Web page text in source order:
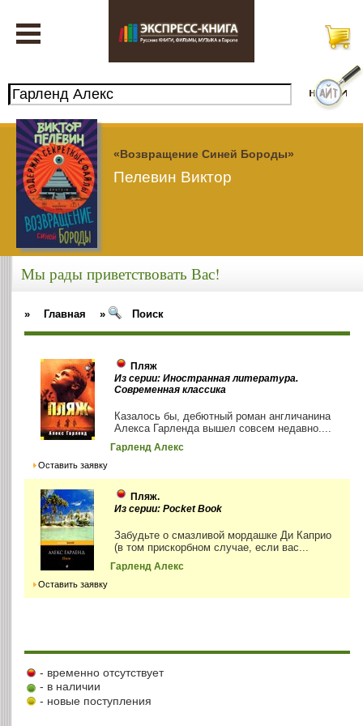
«Возвращение Синей Бороды»
Пелевин Виктор
Мы рады приветствовать Вас!
» Главная » Поиск
Пляж
Из серии: Иностранная литература.
Современная классика
Казалось бы, дебютный роман англичанина
Алекса Гарленда вышел совсем недавно....
Гарленд Алекс
Оставить заявку
Пляж.
Из серии: Pocket Book
Забудьте о смазливой мордашке Ди Каприо
(в том прискорбном случае, если вас...
Гарленд Алекс
Оставить заявку
- временно отсутствует
- в наличии
- новые поступления